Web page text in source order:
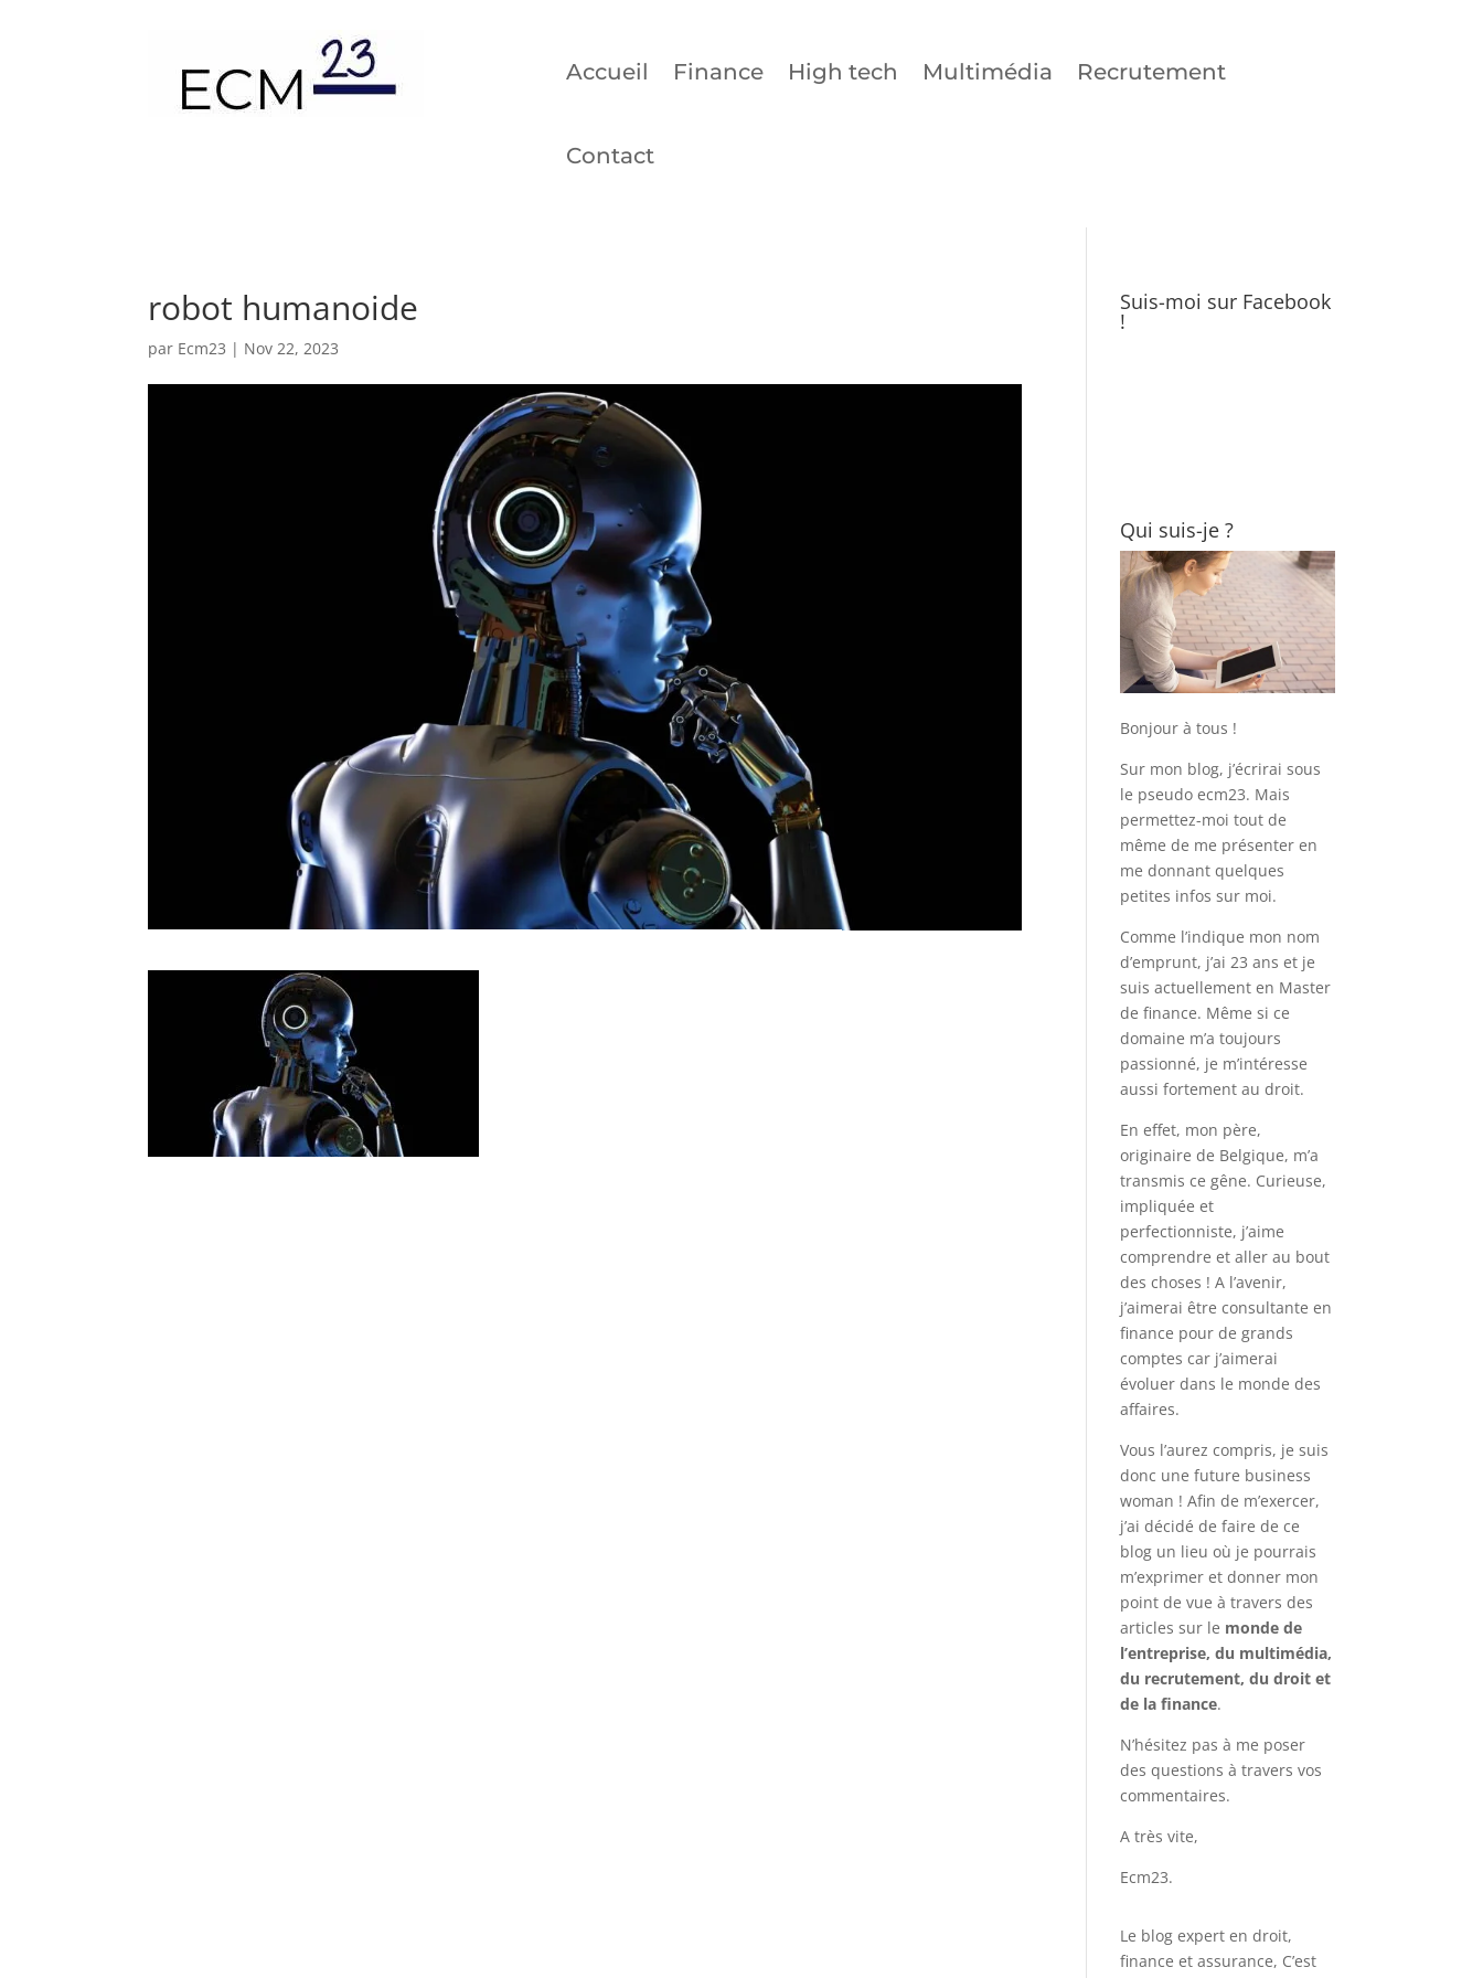
Accueil Finance High tech Multimédia Recrutement
Contact
robot humanoide
par Ecm23 | Nov 22, 2023
Suis-moi sur Facebook
!
Qui suis-je ?
Bonjour à tous !
Sur mon blog, j’écrirai sous
le pseudo ecm23. Mais
permettez-moi tout de
même de me présenter en
me donnant quelques
petites infos sur moi.
Comme l’indique mon nom
d’emprunt, j’ai 23 ans et je
suis actuellement en Master
de finance. Même si ce
domaine m’a toujours
passionné, je m’intéresse
aussi fortement au droit.
En effet, mon père,
originaire de Belgique, m’a
transmis ce gêne. Curieuse,
impliquée et
perfectionniste, j’aime
comprendre et aller au bout
des choses ! A l’avenir,
j’aimerai être consultante en
finance pour de grands
comptes car j’aimerai
évoluer dans le monde des
affaires.
Vous l’aurez compris, je suis
donc une future business
woman ! Afin de m’exercer,
j’ai décidé de faire de ce
blog un lieu où je pourrais
m’exprimer et donner mon
point de vue à travers des
articles sur le monde de
l’entreprise, du multimédia,
du recrutement, du droit et
de la finance.
N’hésitez pas à me poser
des questions à travers vos
commentaires.
A très vite,
Ecm23.
Le blog expert en droit,
finance et assurance, C’est